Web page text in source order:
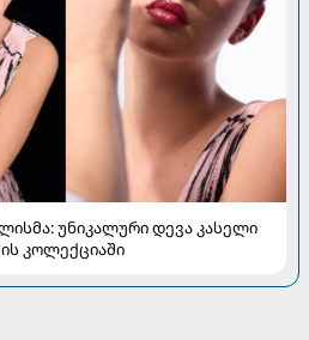
უნიკალური დევა კასელი
კოლექციაში